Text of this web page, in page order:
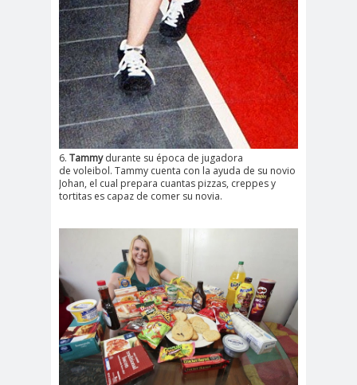
6. Tammydurante su época de jugadora
de voleibol. Tammy cuenta con la ayuda de su novio
Johan, el cual prepara cuantas pizzas, creppes y
tortitas es capaz de comer su novia.